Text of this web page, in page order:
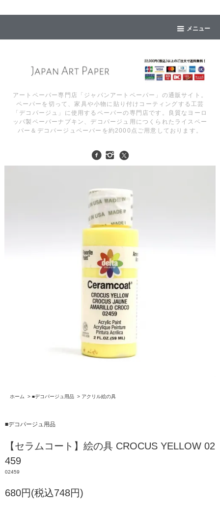
メニュー
アートペーパー専門店「ジャパンアートペーパー」の通販サイト。
ペーパーを切って、家具や小物に貼り付けコーティングする工芸
「デコパージュ」に使用するペーパーの専門店です。良質なヨーロ
ッパ製ペーパーナプキン、デコパージュ用につくられたライスペー
パー＆デコパージュペーパーを約2000点ご用意しております。
ホーム > ■デコパージュ用品 > アクリル絵の具
■デコパージュ用品
【セラムコート】絵の具 CROCUS YELLOW 02
459
02459
680円(税込748円)